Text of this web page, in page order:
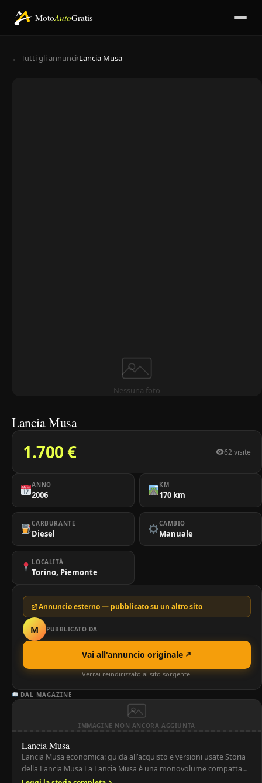
MotoAutoGratis
← Tutti gli annunci›Lancia Musa
Nessuna foto
Lancia Musa
1.700 € 62 visite
ANNO
2006
KM
170 km
CARBURANTE
Diesel
CAMBIO
Manuale
LOCALITÀ
Torino, Piemonte
Annuncio esterno — pubblicato su un altro sito
M PUBBLICATO DA
Vai all'annuncio originale
Verrai reindirizzato al sito sorgente.
DAL MAGAZINE
IMMAGINE NON ANCORA AGGIUNTA
Lancia Musa
Lancia Musa economica: guida all’acquisto e versioni usate Storia
della Lancia Musa La Lancia Musa è una monovolume compatta
prodotta dal 2004 al 2012, sviluppata sul pianale della Fiat Idea ma